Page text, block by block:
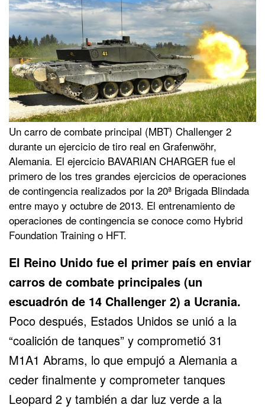
Un carro de combate principal (MBT) Challenger 2
durante un ejercicio de tiro real en Grafenwöhr,
Alemania. El ejercicio BAVARIAN CHARGER fue el
primero de los tres grandes ejercicios de operaciones
de contingencia realizados por la 20ª Brigada Blindada
entre mayo y octubre de 2013. El entrenamiento de
operaciones de contingencia se conoce como Hybrid
Foundation Training o HFT.
El Reino Unido fue el primer país en enviar
carros de combate principales (un
escuadrón de 14 Challenger 2) a Ucrania.
Poco después, Estados Unidos se unió a la
“coalición de tanques” y comprometió 31
M1A1 Abrams, lo que empujó a Alemania a
ceder finalmente y comprometer tanques
Leopard 2 y también a dar luz verde a la